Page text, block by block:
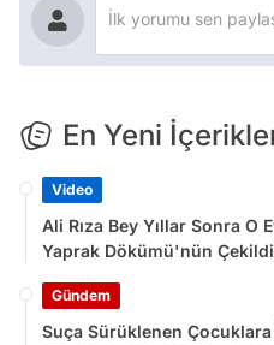
En Yeni
Video
Ali Rıza Bey Yıllar Sonra O
Yaprak Dökümü'nün
Gündem
Suça Sürüklenen